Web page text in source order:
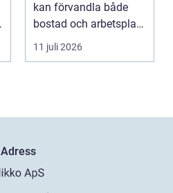
kan förvandla både
bostad och arbetsplats
på kort tid. Färger, yt...
11 juli 2026
Adress